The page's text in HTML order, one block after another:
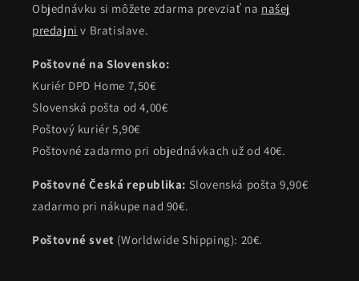
Objednávku si môžete zdarma prevziať na našej
predajni v Bratislave.
Poštovné na Slovensko:
Kuriér DPD Home 7,50€
Slovenská pošta od 4,00€
Poštový kuriér 5,90€
Poštovné zadarmo pri objednávkach už od 40€.
Poštovné Česká republika: Slovenská pošta 9,90€
zadarmo pri nákupe nad 90€.
Poštovné svet (Worldwide Shipping): 20€.